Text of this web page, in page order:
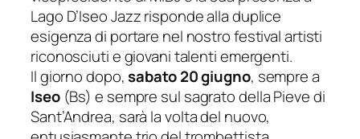
Lago D’Iseo Jazz risponde alla duplice
esigenza di portare nel nostro festival artisti
riconosciuti e giovani talenti emergenti.
Il giorno dopo,sabato 20 giugno, sempre a
Iseo (Bs) e sempre sul sagrato della Pieve di
Sant’Andrea, sarà la volta del nuovo,